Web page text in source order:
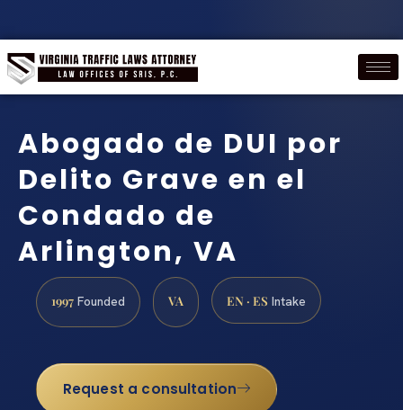
Abogado de DUI por
Delito Grave en el
Condado de
Arlington, VA
1997 Founded VA EN · ES Intake
Request a consultation